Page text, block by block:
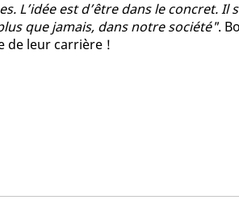
L’idée est d’être dans le concret. Il
que jamais, dans notre société".
de leur carrière !